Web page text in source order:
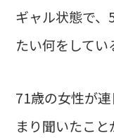
ギャル状態で
たい何をしてい
71歳の女性が
まり聞いたこ